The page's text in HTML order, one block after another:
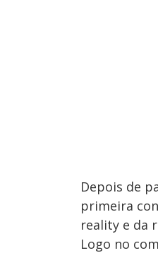
Depois de
primeira
reality e da
Logo no